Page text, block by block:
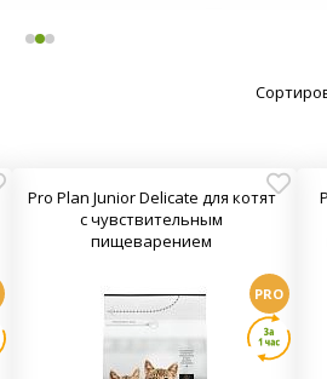
Pro Plan Junior Delicate для котят
с чувствительным
пищеварением
PRO